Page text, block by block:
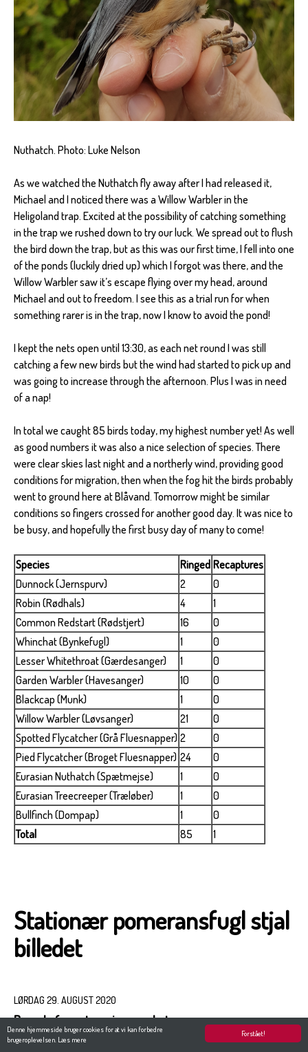
Forstået!
Denne hjemmeside bruger cookies for at vi kan forbedre
brugeroplevelsen. Læs mere
Nuthatch. Photo: Luke Nelson
As we watched the Nuthatch fly away after I had released it,
Michael and I noticed there was a Willow Warbler in the
Heligoland trap. Excited at the possibility of catching something
in the trap we rushed down to try our luck. We spread out to flush
the bird down the trap, but as this was our first time, I fell into one
of the ponds (luckily dried up) which I forgot was there, and the
Willow Warbler saw it’s escape flying over my head, around
Michael and out to freedom. I see this as a trial run for when
something rarer is in the trap, now I know to avoid the pond!
I kept the nets open until 13:30, as each net round I was still
catching a few new birds but the wind had started to pick up and
was going to increase through the afternoon. Plus I was in need
of a nap!
In total we caught 85 birds today, my highest number yet! As well
as good numbers it was also a nice selection of species. There
were clear skies last night and a northerly wind, providing good
conditions for migration, then when the fog hit the birds probably
went to ground here at Blåvand. Tomorrow might be similar
conditions so fingers crossed for another good day. It was nice to
be busy, and hopefully the first busy day of many to come!
Species Ringed Recaptures
Dunnock (Jernspurv)
2
0
Robin (Rødhals)
4
1
Common Redstart (Rødstjert)
16
0
Whinchat (Bynkefugl)
1
0
Lesser Whitethroat (Gærdesanger)
1
0
Garden Warbler (Havesanger)
10
0
Blackcap (Munk)
1
0
Willow Warbler (Løvsanger)
21
0
Spotted Flycatcher (Grå Fluesnapper) 2
0
Pied Flycatcher (Broget Fluesnapper) 24
0
Eurasian Nuthatch (Spætmejse)
1
0
Eurasian Treecreeper (Træløber)
1
0
Bullfinch (Dompap)
1
0
Total
85 1
Stationær pomeransfugl stjal
billedet
LØRDAG 29. AUGUST 2020
Bysvale fanget og ringmærket